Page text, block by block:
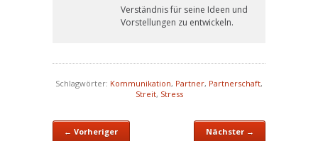
Verständnis für seine Ideen und
Vorstellungen zu entwickeln.
Schlagwörter: Kommunikation, Partner, Partnerschaft,
Streit, Stress
← Vorheriger Nächster →